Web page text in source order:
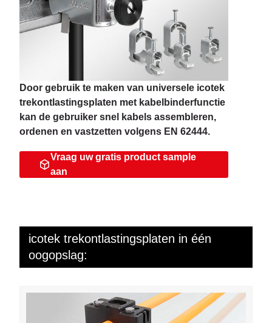
Door gebruik te maken van universele icotek
trekontlastingsplaten met kabelbinderfunctie
kan de gebruiker snel kabels assembleren,
ordenen en vastzetten volgens EN 62444.
Vraag uw gratis product sample
aan
icotek trekontlastingsplaten in één
oogopslag: